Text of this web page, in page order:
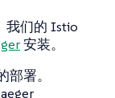
我们的 Istio
安装。
署。